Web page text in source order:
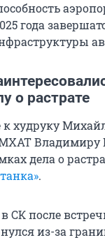
года
о растрате
худруку
МХАТ
дела о
.
СК после
из-за